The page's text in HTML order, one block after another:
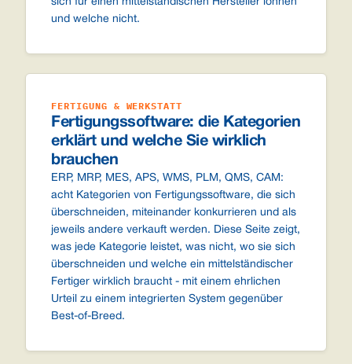
und welche nicht.
FERTIGUNG & WERKSTATT
Fertigungssoftware: die Kategorien
erklärt und welche Sie wirklich
brauchen
ERP, MRP, MES, APS, WMS, PLM, QMS, CAM:
acht Kategorien von Fertigungssoftware, die sich
überschneiden, miteinander konkurrieren und als
jeweils andere verkauft werden. Diese Seite zeigt,
was jede Kategorie leistet, was nicht, wo sie sich
überschneiden und welche ein mittelständischer
Fertiger wirklich braucht - mit einem ehrlichen
Urteil zu einem integrierten System gegenüber
Best-of-Breed.